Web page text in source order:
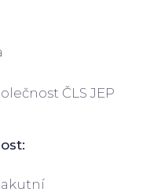
ČLS JEP
akutní